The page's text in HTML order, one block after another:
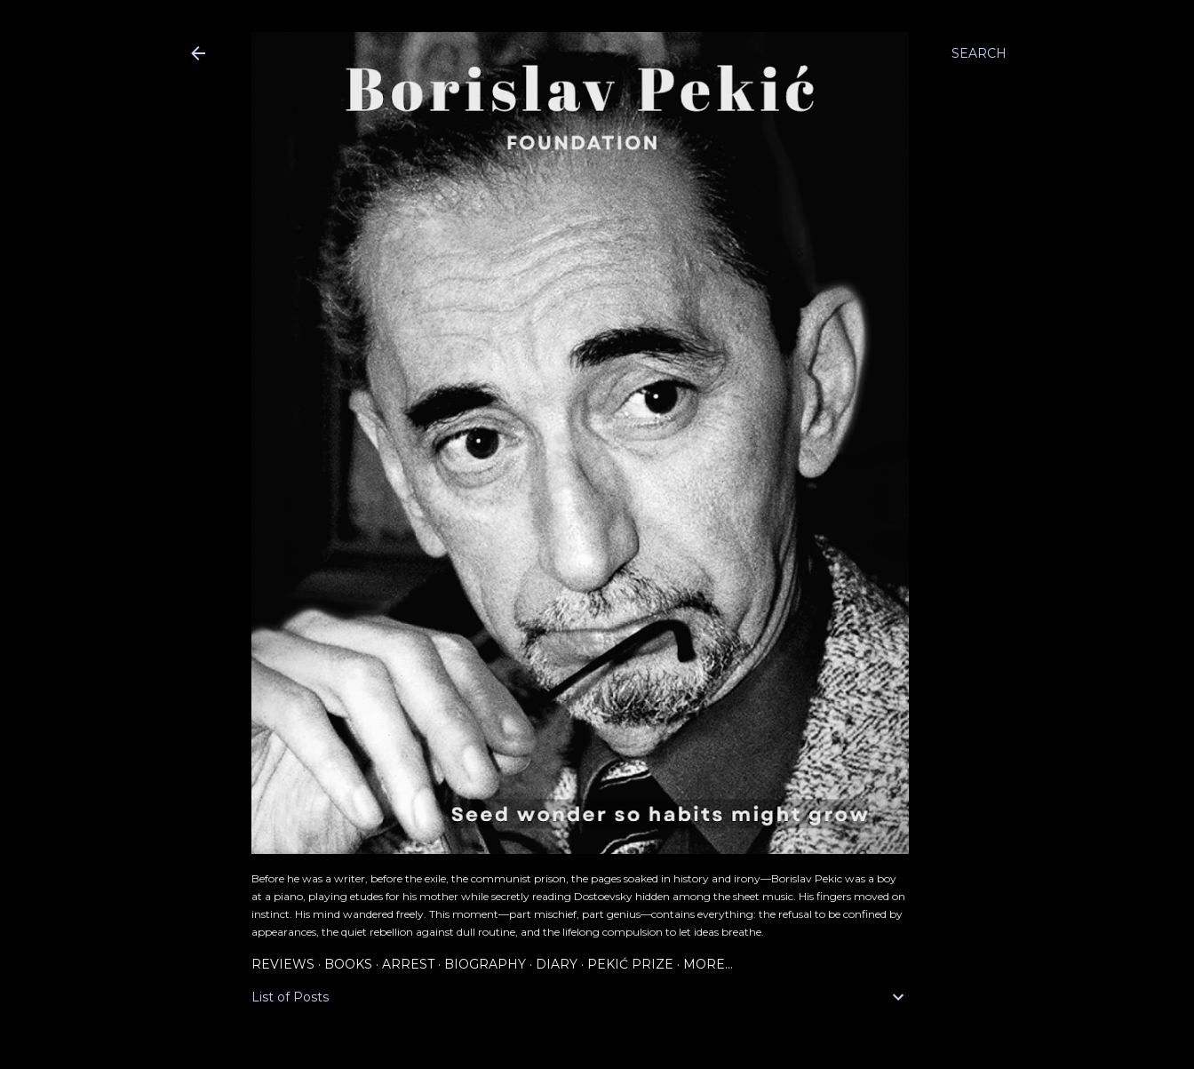
SEARCH
Before he was a writer, before the exile, the communist prison, the pages soaked in history and irony—Borislav Pekic was a boy
at a piano, playing etudes for his mother while secretly reading Dostoevsky hidden among the sheet music. His fingers moved on
instinct. His mind wandered freely. This moment—part mischief, part genius—contains everything: the refusal to be confined by
appearances, the quiet rebellion against dull routine, and the lifelong compulsion to let ideas breathe.
REVIEWS BOOKS ARREST BIOGRAPHY DIARY PEKIĆ PRIZE MORE…
List of Posts